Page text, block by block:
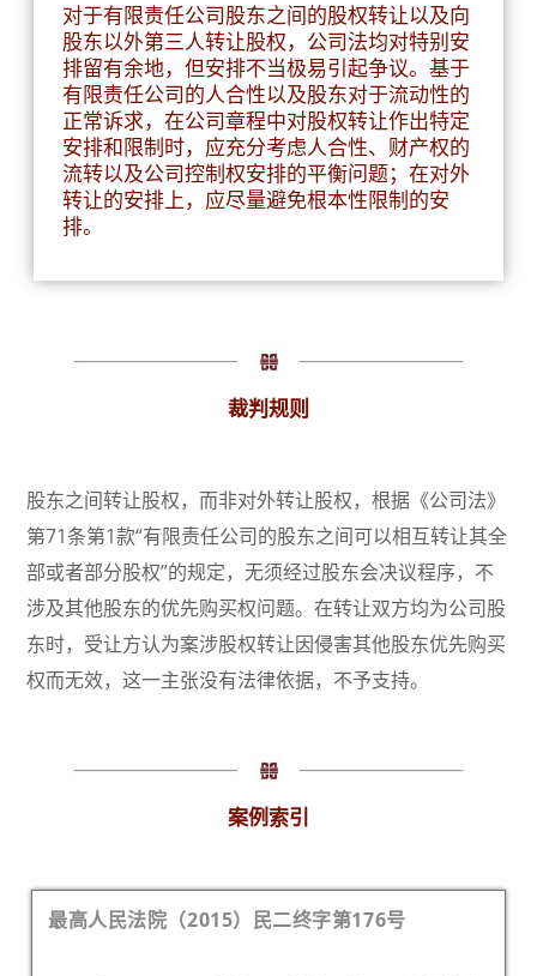
对于有限责任公司股东之间的股权转让以及向
股东以外第三人转让股权，公司法均对特别安
排留有余地，但安排不当极易引起争议。基于
有限责任公司的人合性以及股东对于流动性的
正常诉求，在公司章程中对股权转让作出特定
安排和限制时，应充分考虑人合性、财产权的
流转以及公司控制权安排的平衡问题；在对外
转让的安排上，应尽量避免根本性限制的安
排。
裁判规则
股东之间转让股权，而非对外转让股权，根据《公司法》
第71条第1款“有限责任公司的股东之间可以相互转让其全
部或者部分股权”的规定，无须经过股东会决议程序，不
涉及其他股东的优先购买权问题。在转让双方均为公司股
东时，受让方认为案涉股权转让因侵害其他股东优先购买
权而无效，这一主张没有法律依据，不予支持。
案例索引
最高人民法院（2015）民二终字第176号